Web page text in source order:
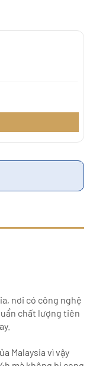
nơi có công nghệ
chất lượng tiên
Malaysia vì vậy